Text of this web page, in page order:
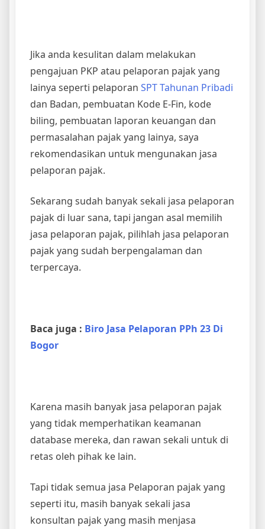
Jika anda kesulitan dalam melakukan
pengajuan PKP atau pelaporan pajak yang
lainya seperti pelaporan SPT Tahunan Pribadi
dan Badan, pembuatan Kode E-Fin, kode
biling, pembuatan laporan keuangan dan
permasalahan pajak yang lainya, saya
rekomendasikan untuk mengunakan jasa
pelaporan pajak.
Sekarang sudah banyak sekali jasa pelaporan
pajak di luar sana, tapi jangan asal memilih
jasa pelaporan pajak, pilihlah jasa pelaporan
pajak yang sudah berpengalaman dan
terpercaya.
Baca juga : Biro Jasa Pelaporan PPh 23 Di
Bogor
Karena masih banyak jasa pelaporan pajak
yang tidak memperhatikan keamanan
database mereka, dan rawan sekali untuk di
retas oleh pihak ke lain.
Tapi tidak semua jasa Pelaporan pajak yang
seperti itu, masih banyak sekali jasa
konsultan pajak yang masih menjasa